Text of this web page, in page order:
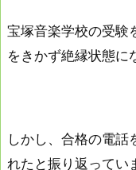
宝塚音楽学校の受験
をきかず絶縁状態に
しかし、合格の電話
れたと振り返ってい